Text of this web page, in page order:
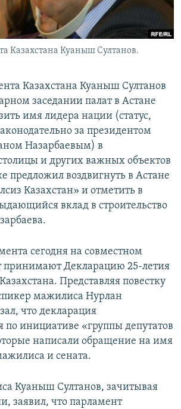
Казахстана Куаныш Султанов.
Казахстана Куаныш Султанов
заседании палат в Астане
имя лидера нации (статус,
за президентом
Назарбаевым) в
и других важных объектов
предложил воздвигнуть в Астане
Казахстан» и отметить в
вклад в строительство
сегодня на совместном
принимают Декларацию 25-летия
Представляя повестку
мажилиса Нурлан
что декларация
по инициативе «группы депутатов
написали обращение на имя
и сената.
Куаныш Султанов, зачитывая
заявил, что парламент